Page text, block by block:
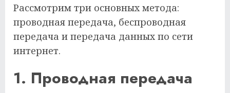
Рассмотрим три основных метода:
проводная передача, беспроводная
передача и передача данных по сети
интернет.
1. Проводная передача